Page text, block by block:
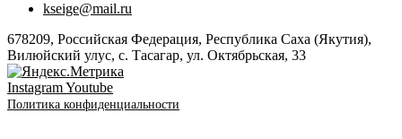
kseige@mail.ru
678209, Российская Федерация, Республика Саха (Якутия),
Вилюйский улус, с. Тасагар, ул. Октябрьская, 33
InstagramYoutube
Политика конфиденциальности